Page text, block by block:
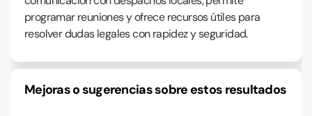
programar reuniones y ofrece recursos útiles para
resolver dudas legales con rapidez y seguridad.
Mejoras o sugerencias sobre estos resultados